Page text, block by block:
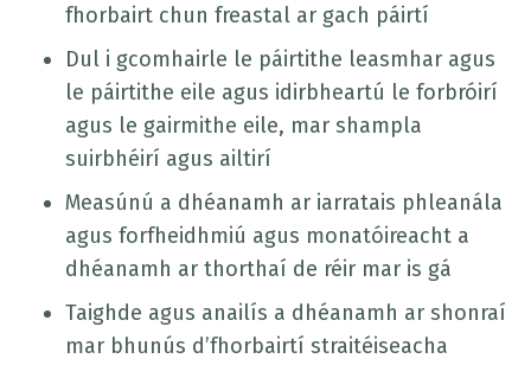
fhorbairt chun freastal ar gach páirtí
Dul i gcomhairle le páirtithe leasmhar agus
le páirtithe eile agus idirbheartú le forbróirí
agus le gairmithe eile, mar shampla
suirbhéirí agus ailtirí
Measúnú a dhéanamh ar iarratais phleanála
agus forfheidhmiú agus monatóireacht a
dhéanamh ar thorthaí de réir mar is gá
Taighde agus anailís a dhéanamh ar shonraí
mar bhunús d’fhorbairtí straitéiseacha